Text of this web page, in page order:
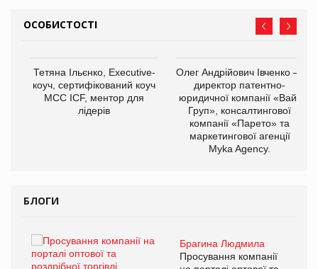
ОСОБИСТОСТІ
Тетяна Ільєнко, Executive-
коуч, сертифікований коуч
МСС ICF, ментор для
лідерів
Олег Андрійович Івченко —
директор патентно-
юридичної компанії «Вайз
Груп», консалтингової
компанії «Парето» та
маркетингової агенції
Myka Agency.
БЛОГИ
Брагина Людмила
Просування компанії